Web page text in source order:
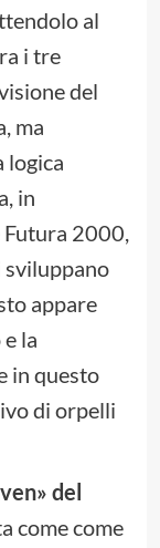
al
i tre
del
ma
logica
in
2000,
sviluppano
appare
la
in questo
di orpelli
» del
come come